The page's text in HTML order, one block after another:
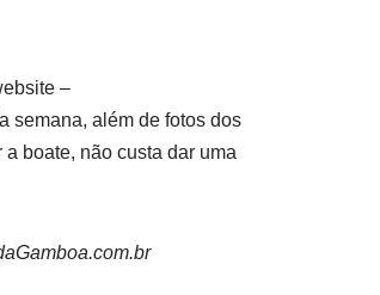
–
semana, além de fotos dos
boate, não custa dar uma